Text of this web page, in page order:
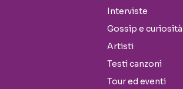
Interviste
Gossip e curiosità
Artisti
Testi canzoni
Tour ed eventi